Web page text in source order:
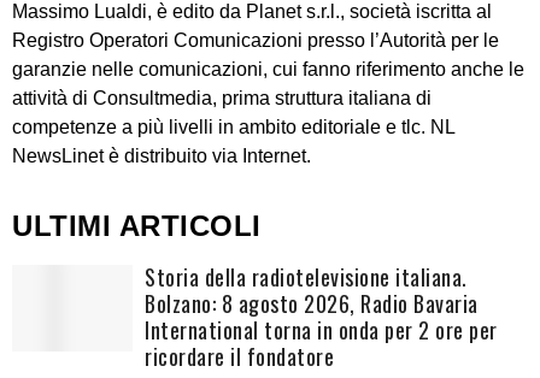
Massimo Lualdi, è edito da Planet s.r.l., società iscritta al
Registro Operatori Comunicazioni presso l’Autorità per le
garanzie nelle comunicazioni, cui fanno riferimento anche le
attività di Consultmedia, prima struttura italiana di
competenze a più livelli in ambito editoriale e tlc. NL
NewsLinet è distribuito via Internet.
ULTIMI ARTICOLI
Storia della radiotelevisione italiana.
Bolzano: 8 agosto 2026, Radio Bavaria
International torna in onda per 2 ore per
ricordare il fondatore